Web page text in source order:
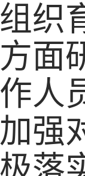
织
面
人
强
落